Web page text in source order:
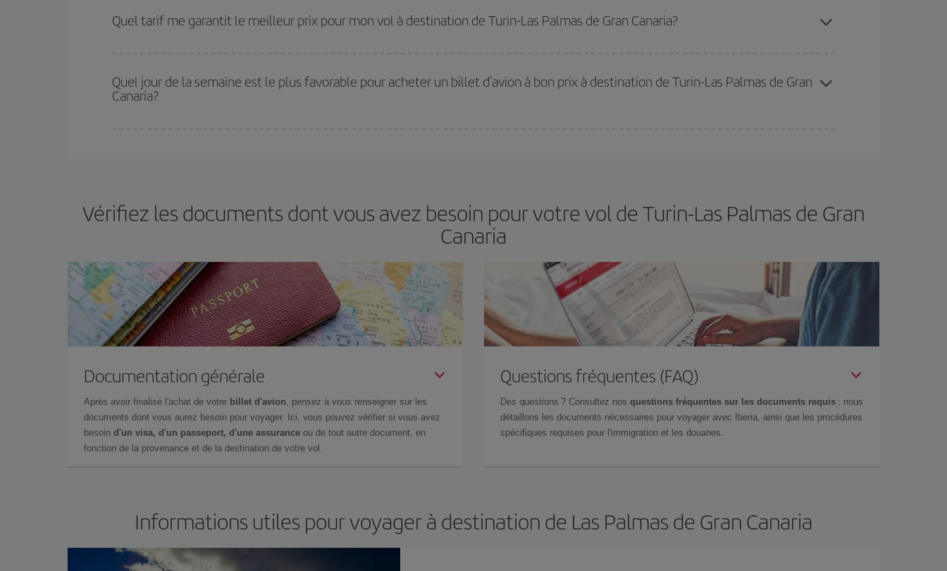
plus économiques (touristiques). Par conséquent, réserver à l'avance est fondamental pour trouver des vols pas chers .
Quel tarif me garantit le meilleur prix pour mon vol à destination de Turin-Las Palmas de Gran Canaria?
Quel jour de la semaine est le plus favorable pour acheter un billet d'avion à bon prix à destination de Turin-Las Palmas de Gran
Canaria?
Vérifiez les documents dont vous avez besoin pour votre vol de Turin-Las Palmas de Gran
Canaria
Documentation générale
Après avoir finalisé l'achat de votre billet d'avion, pensez à vous renseigner sur les
documents dont vous aurez besoin pour voyager. Ici, vous pouvez vérifier si vous avez
besoin d'un visa, d'un passeport, d'une assurance ou de tout autre document, en
fonction de la provenance et de la destination de votre vol.
Questions fréquentes (FAQ)
Des questions ? Consultez nos questions fréquentes sur les documents requis : nous
détaillons les documents nécessaires pour voyager avec Iberia, ainsi que les procédures
spécifiques requises pour l'immigration et les douanes.
Informations utiles pour voyager à destination de Las Palmas de Gran Canaria